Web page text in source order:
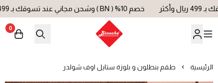
خصم 10% ( BN ) وشحن مجاني عند تسوقك بـ 499 ريال وأكثر
بينوش | Binoche
0
الرئيسية طقم بنطلون و بلوزة ستايل اوف شولدر